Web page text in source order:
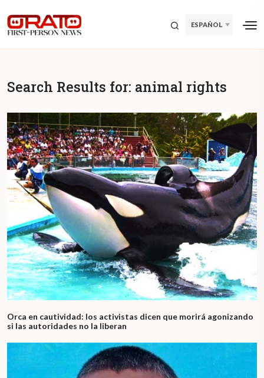
ESPAÑOL
Search Results for: animal rights
Orca en cautividad: los activistas dicen que morirá agonizando
si las autoridades no la liberan